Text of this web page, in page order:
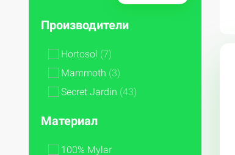
Производители
Hortosol (7)
Mammoth (3)
Secret Jardin (43)
Материал
100% Mylar